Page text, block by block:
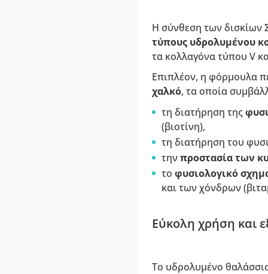
Η σύνθεση των δισκίων
τύπους υδρολυμένου
τα κολλαγόνα τύπου V
Επιπλέον, η φόρμουλα
χαλκό, τα οποία
τη διατήρηση της
(βιοτίνη),
τη διατήρηση του
τηνπροστασία των
το φυσιολογικό
και των χόνδρων
Εύκολη χρήση και
Το υδρολυμένο